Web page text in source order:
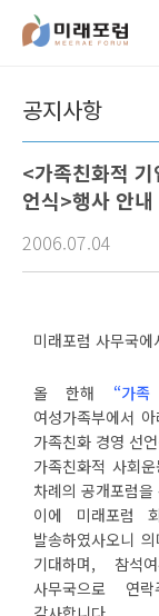
공지사항
<가족친화적
언식>행사 안내
2006.07.04
미래포럼 사무국
올 한해 “가
여성가족부에서
가족친화 경영 선
가족친화적 사회
차례의 공개포럼
이에 미래포럼
발송하였사오니
기대하며, 참석
사무국으로 연